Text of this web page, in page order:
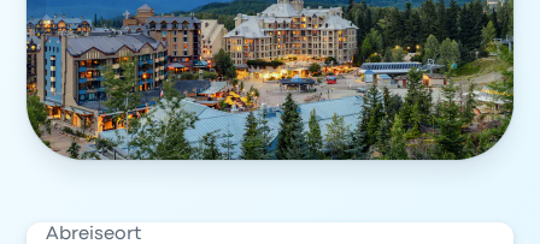
Abreiseort